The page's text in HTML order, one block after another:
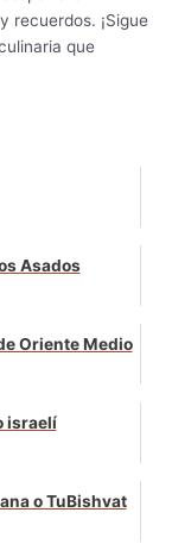
recuerdos. ¡Sigue
que
Asados
Oriente Medio
israelí
o TuBishvat